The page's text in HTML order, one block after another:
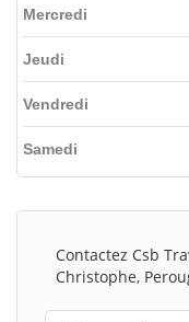
Mercredi
Jeudi
Vendredi
Samedi
Contactez Csb
Christophe,